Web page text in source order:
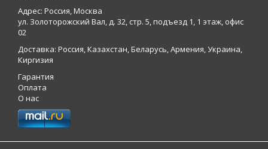
Адрес: Россия, Москва
ул. Золоторожский Вал, д. 32, стр. 5, подъезд 1, 1 этаж, офис
02
Доставка: Россия, Казахстан, Беларусь, Армения, Украина,
Киргизия
Гарантия
Оплата
О нас